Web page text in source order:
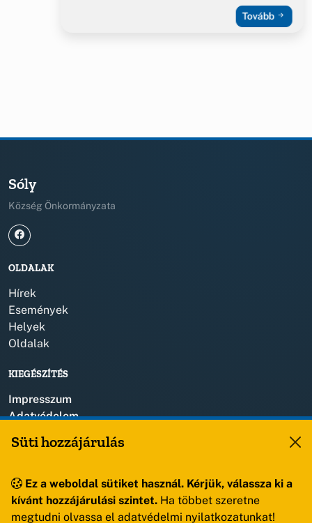
Tovább
Sóly
Község Önkormányzata
OLDALAK
Hírek
Események
Helyek
Oldalak
KIEGÉSZÍTÉS
Impresszum
Adatvédelem
+36 88 459 150
8193 Sóly, Kossuth Lajos u.57.
Süti hozzájárulás
Ez a weboldal sütiket használ. Kérjük, válassza ki a
kívánt hozzájárulási szintet. Ha többet szeretne
megtudni olvassa el adatvédelmi nyilatkozatunkat!